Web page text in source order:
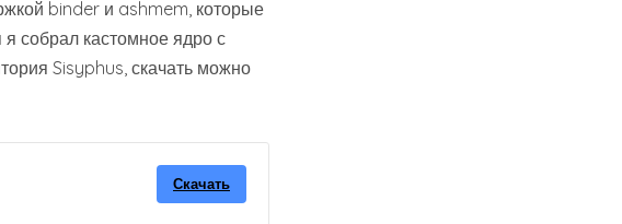
binder и ashmem, которые
собрал кастомное ядро с
Sisyphus, скачать можно
Скачать